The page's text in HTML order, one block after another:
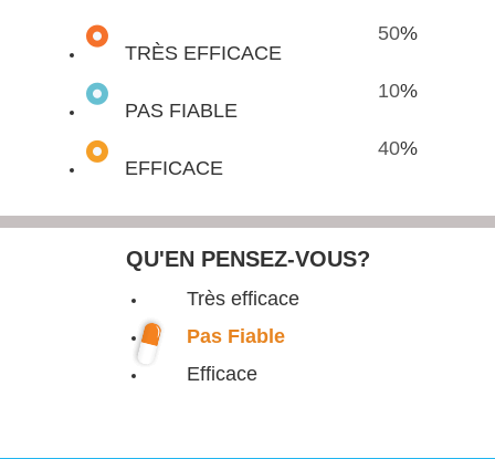
TRÈS EFFICACE
50%
PAS FIABLE
10%
EFFICACE
40%
QU'EN PENSEZ-VOUS?
Très efficace
Pas Fiable
Efficace